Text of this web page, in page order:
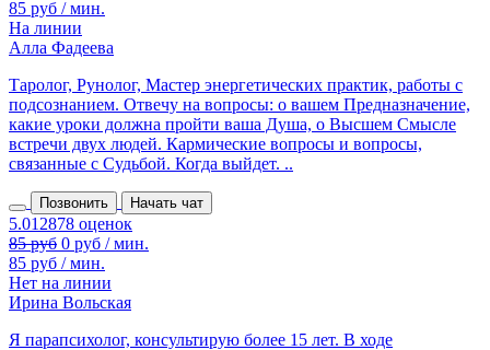
85 руб / мин.
На линии
Алла Фадеева
Таролог, Рунолог, Мастер энергетических практик, работы с
подсознанием. Отвечу на вопросы: о вашем Предназначение,
какие уроки должна пройти ваша Душа, о Высшем Смысле
встречи двух людей. Кармические вопросы и вопросы,
связанные с Судьбой. Когда выйдет. ..
Позвонить Начать чат
85 руб 0 руб / мин.
85 руб / мин.
Нет на линии
Ирина Вольская
Я парапсихолог, консультирую более 15 лет. В ходе